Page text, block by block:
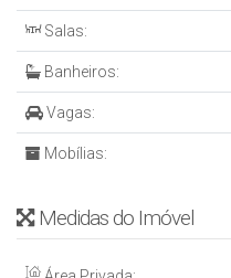
Salas:
Banheiros:
Vagas:
Mobílias:
Medidas do Imóvel